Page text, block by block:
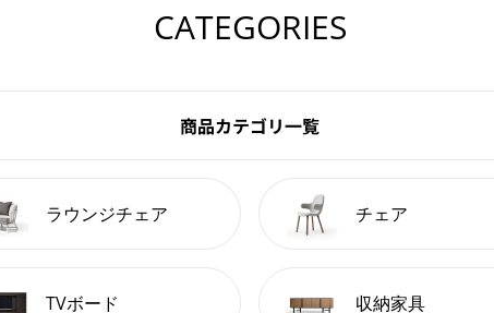
CATEGORIES
商品カテゴリ一覧
ラウンジチェア チェア
TVボード 収納家具